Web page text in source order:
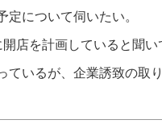
について伺いたい。
店を計画していると聞
いるが、企業誘致の取